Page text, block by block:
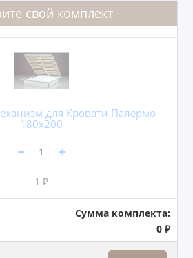
свой комплект
для Кровати Палермо
180x200
1 ₽
Сумма комплекта:
0 ₽